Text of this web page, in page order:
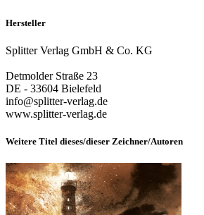
Hersteller
Splitter Verlag GmbH & Co. KG
Detmolder Straße 23
DE - 33604 Bielefeld
info@splitter-verlag.de
www.splitter-verlag.de
Weitere Titel dieses/dieser Zeichner/Autoren